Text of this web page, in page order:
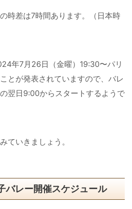
時差は7時間あります。（日本時
年7月26日（金曜）19:30〜パリ
とが発表されていますので、バレ
翌日9:00からスタートするようで
ていきましょう。
バレー開催スケジュール